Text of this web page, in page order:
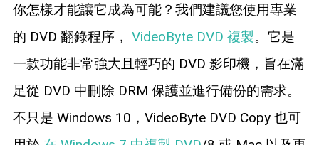
你怎樣才能讓它成為可能？我們建議您使用專業
的 DVD 翻錄程序， VideoByte DVD 複製。它是
一款功能非常強大且輕巧的 DVD 影印機，旨在滿
足從 DVD 中刪除 DRM 保護並進行備份的需求。
不只是 Windows 10，VideoByte DVD Copy 也可